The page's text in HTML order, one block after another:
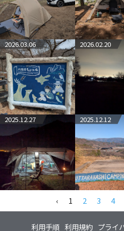
2026.03.06 2026.02.20
2025.12.27 2025.12.12
‹ 1 2 3 4
利用手順 利用規約 プライ